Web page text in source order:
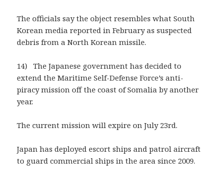
The officials say the object resembles what South
Korean media reported in February as suspected
debris from a North Korean missile.
14) The Japanese government has decided to
extend the Maritime Self-Defense Force’s anti-
piracy mission off the coast of Somalia by another
year.
The current mission will expire on July 23rd.
Japan has deployed escort ships and patrol aircraft
to guard commercial ships in the area since 2009.